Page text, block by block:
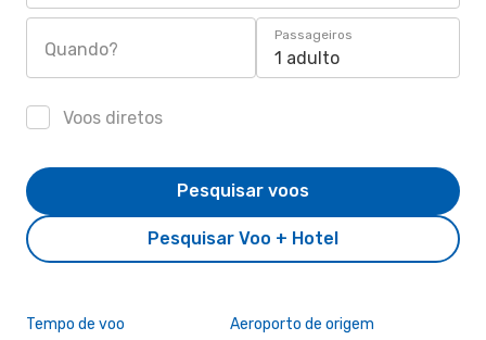
Quando?
Passageiros
1 adulto
Voos diretos
Pesquisar Voo + Hotel
Pesquisar voos
Tempo de voo Aeroporto de origem